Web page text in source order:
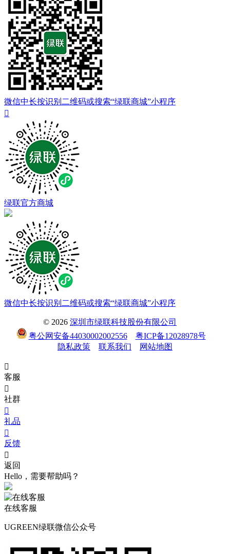
微信中长按识别二维码或搜索“绿联商城”小程序

绿联官方商城
微信中长按识别二维码或搜索“绿联商城”小程序
© 2026 深圳市绿联科技股份有限公司
粤公网安备44030002002556
粤ICP备12028978号
隐私政策
联系我们 网站地图

客服

社群

礼品

反馈

返回
Hello，需要帮助吗？
在线客服
UGREEN绿联微信公众号